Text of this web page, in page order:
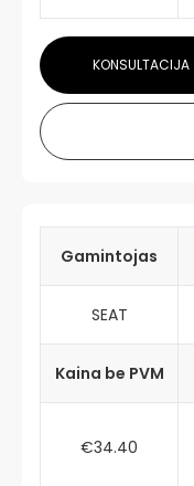
KONSULTACIJA
Gamintojas
SEAT
Kaina be PVM
€34.40